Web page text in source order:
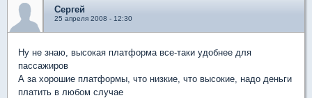
Сергей
25 апреля 2008 - 12:30
Ну не знаю, высокая платформа все-таки удобнее для
пассажиров
А за хорошие платформы, что низкие, что высокие, надо деньги
платить в любом случае